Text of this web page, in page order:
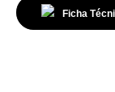
Ficha